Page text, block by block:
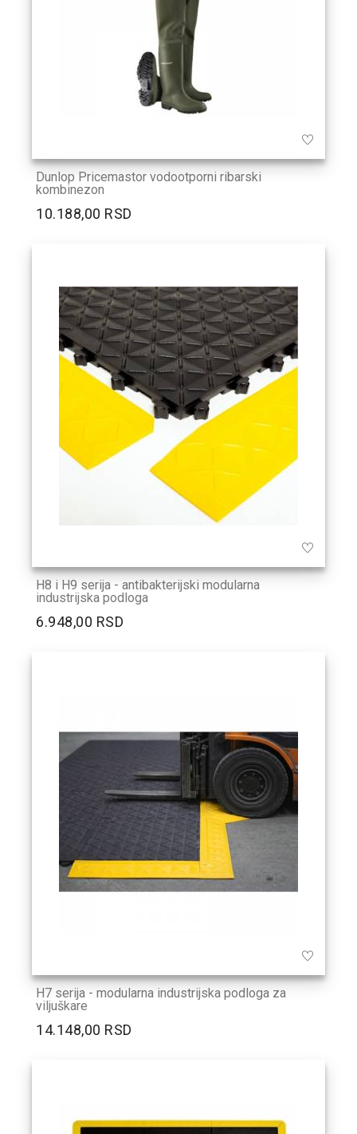
Dunlop Pricemastor vodootporni ribarski
kombinezon
10.188,00 RSD
H8 i H9 serija - antibakterijski modularna
industrijska podloga
6.948,00 RSD
H7 serija - modularna industrijska podloga za
viljuškare
14.148,00 RSD